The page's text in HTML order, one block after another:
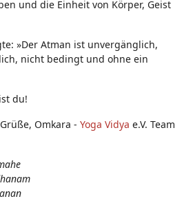
und die Einheit von Körper, Geist
»Der Atman ist unvergänglich,
nicht bedingt und ohne ein
du!
Omkara - Yoga Vidya e.V. Team